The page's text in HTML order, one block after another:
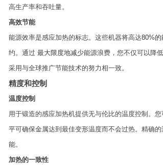
高生产率和吞吐量。
高效节能
能源效率是感应加热的标志。这些机器将高达80%的
约。通过 最大限度地减少能源浪费，您不仅可以降
采用与全球推广节能技术的努力相一致。
精度和控制
温度控制
用于锻造的感应加热机提供无与伦比的温度控制。
平可确保金属达到最佳变形温度而不会过热。精确
能。
加热的一致性